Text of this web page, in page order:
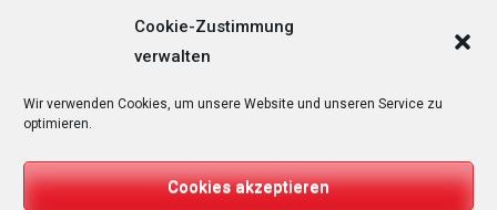
Cookie-Zustimmung
verwalten
Wir verwenden Cookies, um unsere Website und unseren Service zu
optimieren.
Cookies akzeptieren
Tesla Owners Club Helvetia (TOCH)